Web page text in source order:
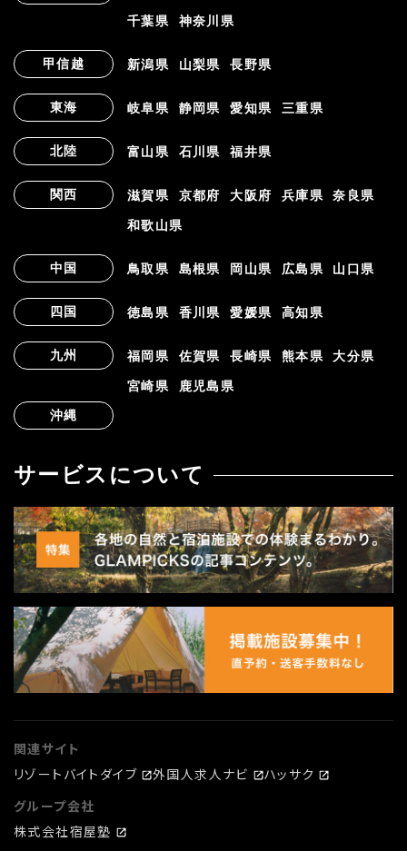
千葉県 神奈川県
甲信越 新潟県 山梨県 長野県
東海 岐阜県 静岡県 愛知県 三重県
北陸 富山県 石川県 福井県
関西 滋賀県 京都府 大阪府 兵庫県 奈良県
和歌山県
中国 鳥取県 島根県 岡山県 広島県 山口県
四国 徳島県 香川県 愛媛県 高知県
九州 福岡県 佐賀県 長崎県 熊本県 大分県
宮崎県
鹿児島県
沖縄
サービスについて
関連サイト
リゾートバイトダイブ
外国人求人ナビ
ハッサク
グループ会社
株式会社宿屋塾